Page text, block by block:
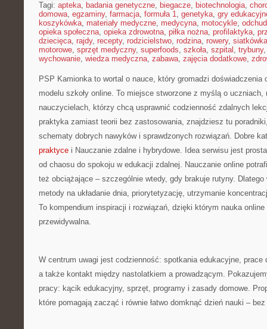
Tagi: apteka, badania genetyczne, biegacze, biotechnologia,
domowa, egzaminy, farmacja, formuła 1, genetyka, gry
koszykówka, materiały medyczne, medycyna, motocykle,
opieka społeczna, opieka zdrowotna, piłka nożna, profilaktyka,
dziecięca, rajdy, recepty, rodzicielstwo, rodzina, rowery, siatkówka
motorowe, sprzęt medyczny, superfoods, szkoła, szpital , trybuny
wychowanie, wiedza medyczna, zabawa, zajęcia dodatkowe,
PSP Kamionka to wortal o nauce, który gromadzi doświadczenia
modelu szkoły online. To miejsce stworzone z myślą o uczniach,
nauczycielach, którzy chcą usprawnić codzienność zdalnych
praktyka zamiast teorii bez zastosowania, znajdziesz tu
schematy dobrych nawyków i sprawdzonych rozwiązań. Dobre
praktyce i Nauczanie zdalne i hybrydowe. Idea serwisu jest
od chaosu do spokoju w edukacji zdalnej. Nauczanie online
też obciążające – szczególnie wtedy, gdy brakuje rutyny.
metody na układanie dnia, priorytetyzację, utrzymanie
To kompendium inspiracji i rozwiązań, dzięki którym nauka
przewidywalna.
W centrum uwagi jest codzienność: spotkania edukacyjne, prace
a także kontakt między nastolatkiem a prowadzącym.
pracy: kącik edukacyjny, sprzęt, programy i zasady domowe.
które pomagają zacząć i równie łatwo domknąć dzień nauki –